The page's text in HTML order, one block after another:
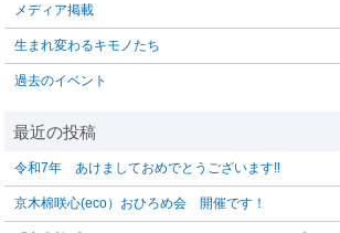
メディア掲載
生まれ変わるキモノたち
過去のイベント
令和7年 あけましておめでとうございます‼️
京木棉咲心(eco）おひろめ会 開催です！